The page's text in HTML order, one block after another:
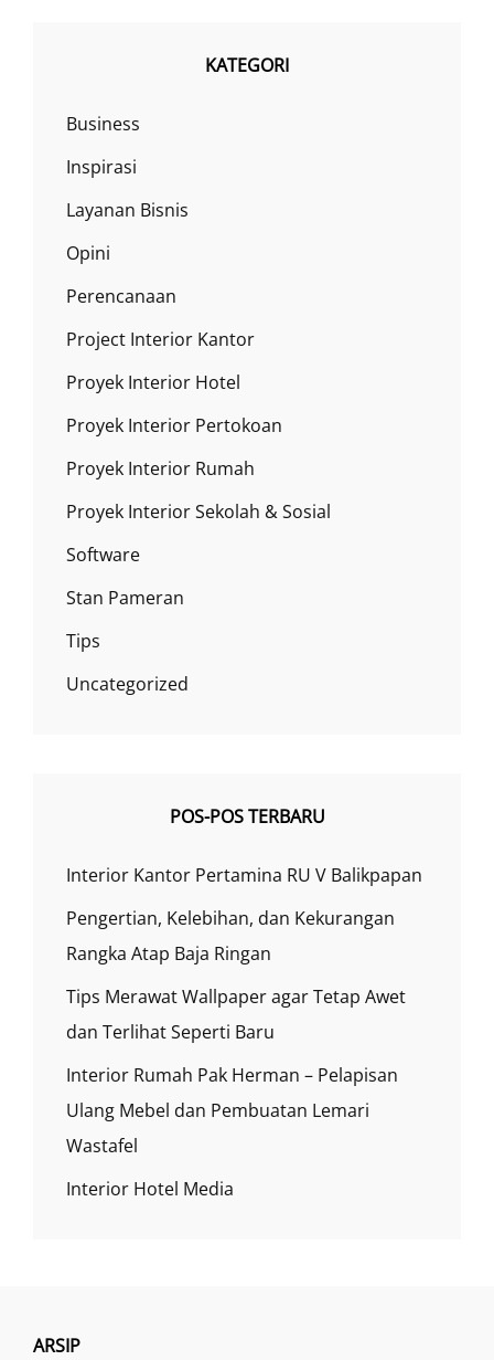
KATEGORI
Business
Inspirasi
Layanan Bisnis
Opini
Perencanaan
Project Interior Kantor
Proyek Interior Hotel
Proyek Interior Pertokoan
Proyek Interior Rumah
Proyek Interior Sekolah & Sosial
Software
Stan Pameran
Tips
Uncategorized
POS-POS TERBARU
Interior Kantor Pertamina RU V Balikpapan
Pengertian, Kelebihan, dan Kekurangan
Rangka Atap Baja Ringan
Tips Merawat Wallpaper agar Tetap Awet
dan Terlihat Seperti Baru
Interior Rumah Pak Herman – Pelapisan
Ulang Mebel dan Pembuatan Lemari
Wastafel
Interior Hotel Media
ARSIP